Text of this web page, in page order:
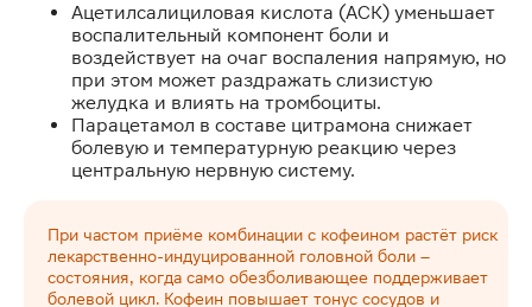
Ацетилсалициловая кислота (АСК) уменьшает
воспалительный компонент боли и
воздействует на очаг воспаления напрямую, но
при этом может раздражать слизистую
желудка и влиять на тромбоциты.
Парацетамол в составе цитрамона снижает
болевую и температурную реакцию через
центральную нервную систему.
При частом приёме комбинации с кофеином растёт риск
лекарственно-индуцированной головной боли –
состояния, когда само обезболивающее поддерживает
болевой цикл. Кофеин повышает тонус сосудов и